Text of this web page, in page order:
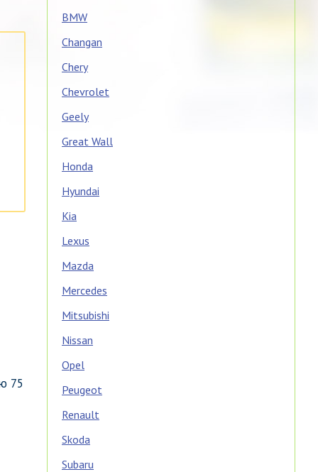
75
BMW
Changan
Chery
Chevrolet
Geely
Great Wall
Honda
Hyundai
Kia
Lexus
Mazda
Mercedes
Mitsubishi
Nissan
Opel
Peugeot
Renault
Skoda
Subaru